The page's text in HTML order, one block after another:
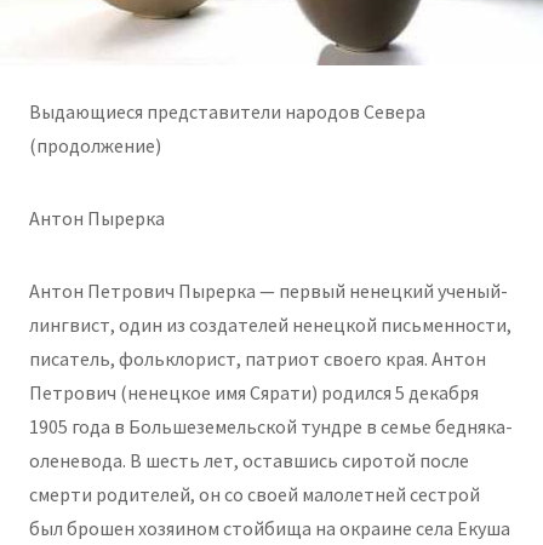
Выдающиеся представители народов Севера
(продолжение)
Антон Пырерка
Антон Петрович Пырерка — первый ненецкий ученый-
лингвист, один из создателей ненецкой письменности,
писатель, фольклорист, патриот своего края. Антон
Петрович (ненецкое имя Сярати) родился 5 декабря
1905 года в Большеземельской тундре в семье бедняка-
оленевода. В шесть лет, оставшись сиротой после
смерти родителей, он со своей малолетней сестрой
был брошен хозяином стойбища на окраине села Екуша